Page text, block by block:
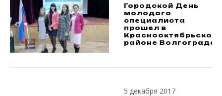
Городской День
молодого
специалиста
прошел в
Краснооктябрьском
районе Волгограда
5 декабря 2017